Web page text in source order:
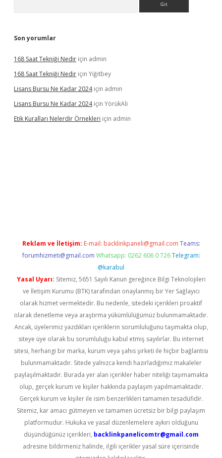
Son yorumlar
168 Saat Tekniği Nedir için admin
168 Saat Tekniği Nedir için Yiğitbey
Lisans Bursu Ne Kadar 2024için admin
Lisans Bursu Ne Kadar 2024için YörükAli
Etik Kuralları Nelerdir Örnekleri için admin
Reklam ve İletişim: E-mail: backlinkpaneli@gmail.com Teams:
forumhizmeti@gmail.com Whatsapp: 0262 606 0 726 Telegram:
@karabul
Yasal Uyarı: Sitemiz, 5651 Sayılı Kanun gereğince Bilgi Teknolojileri
ve İletişim Kurumu (BTK) tarafından onaylanmış bir Yer Sağlayıcı
olarak hizmet vermektedir. Bu nedenle, sitedeki içerikleri proaktif
olarak denetleme veya araştırma yükümlülüğümüz bulunmamaktadır.
Ancak, üyelerimiz yazdıkları içeriklerin sorumluluğunu taşımakta olup,
siteye üye olarak bu sorumluluğu kabul etmiş sayılırlar. Bu internet
sitesi, herhangi bir marka, kurum veya şahıs şirketi ile hiçbir bağlantısı
bulunmamaktadır. Sitede yalnızca kendi hazırladığımız makaleler
paylaşılmaktadır. Burada yer alan içerikler haber niteliği taşımamakta
olup, gerçek kurum ve kişiler hakkında paylaşım yapılmamaktadır.
Gerçek kurum ve kişiler ile isim benzerlikleri tamamen tesadüfidir.
Sitemiz, kar amacı gütmeyen ve tamamen ücretsiz bir bilgi paylaşım
platformudur. Hukuka ve yasal düzenlemelere aykırı olduğunu
düşündüğünüz içerikleri, backlinkpanelicomtr@gmail.com
adresine bildirmeniz halinde, ilgili içerikler yasal süre içerisinde